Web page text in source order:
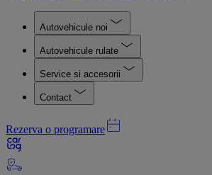
Autovehicule noi
Autovehicule rulate
Service si accesorii
Contact
Rezerva o programare